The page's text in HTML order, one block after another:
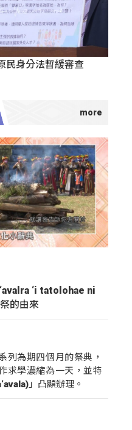
民身分法暫緩審查
‘i tatolohae ni
的由來
列為期四個月的祭典，
求學濃縮為一天，並特
」凸顯辦理。